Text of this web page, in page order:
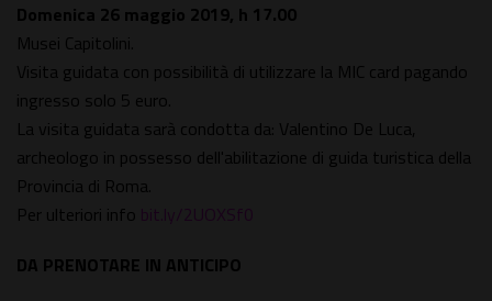
Domenica 26 maggio 2019, h 17.00
Musei Capitolini.
Visita guidata con possibilità di utilizzare la MIC card pagando
ingresso solo 5 euro.
La visita guidata sarà condotta da: Valentino De Luca,
archeologo in possesso dell'abilitazione di guida turistica della
Provincia di Roma.
Per ulteriori info bit.ly/2UOXSf0
DA PRENOTARE IN ANTICIPO